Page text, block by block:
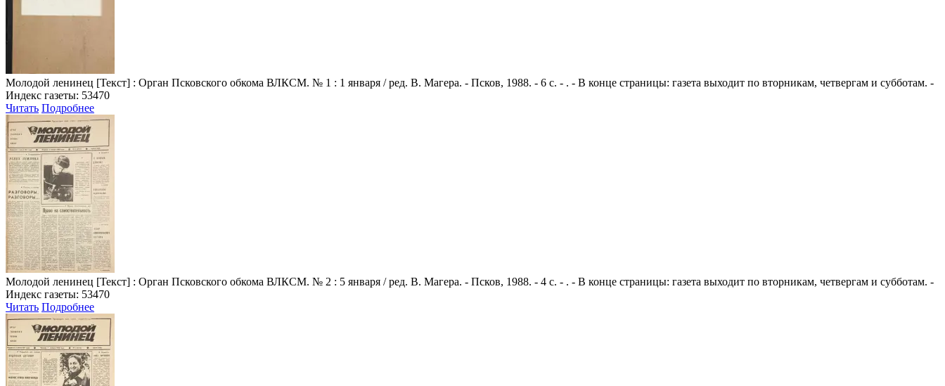
Молодой ленинец [Текст] : Орган Псковского обкома ВЛКСМ. № 1 : 1 января / ред. В. Магера. - Псков, 1988. - 6 с. - . - В конце страницы: газета выходит по вторникам, четвергам и субботам. -
Индекс газеты: 53470
Читать Подробнее
Молодой ленинец [Текст] : Орган Псковского обкома ВЛКСМ. № 2 : 5 января / ред. В. Магера. - Псков, 1988. - 4 с. - . - В конце страницы: газета выходит по вторникам, четвергам и субботам. -
Индекс газеты: 53470
Читать Подробнее